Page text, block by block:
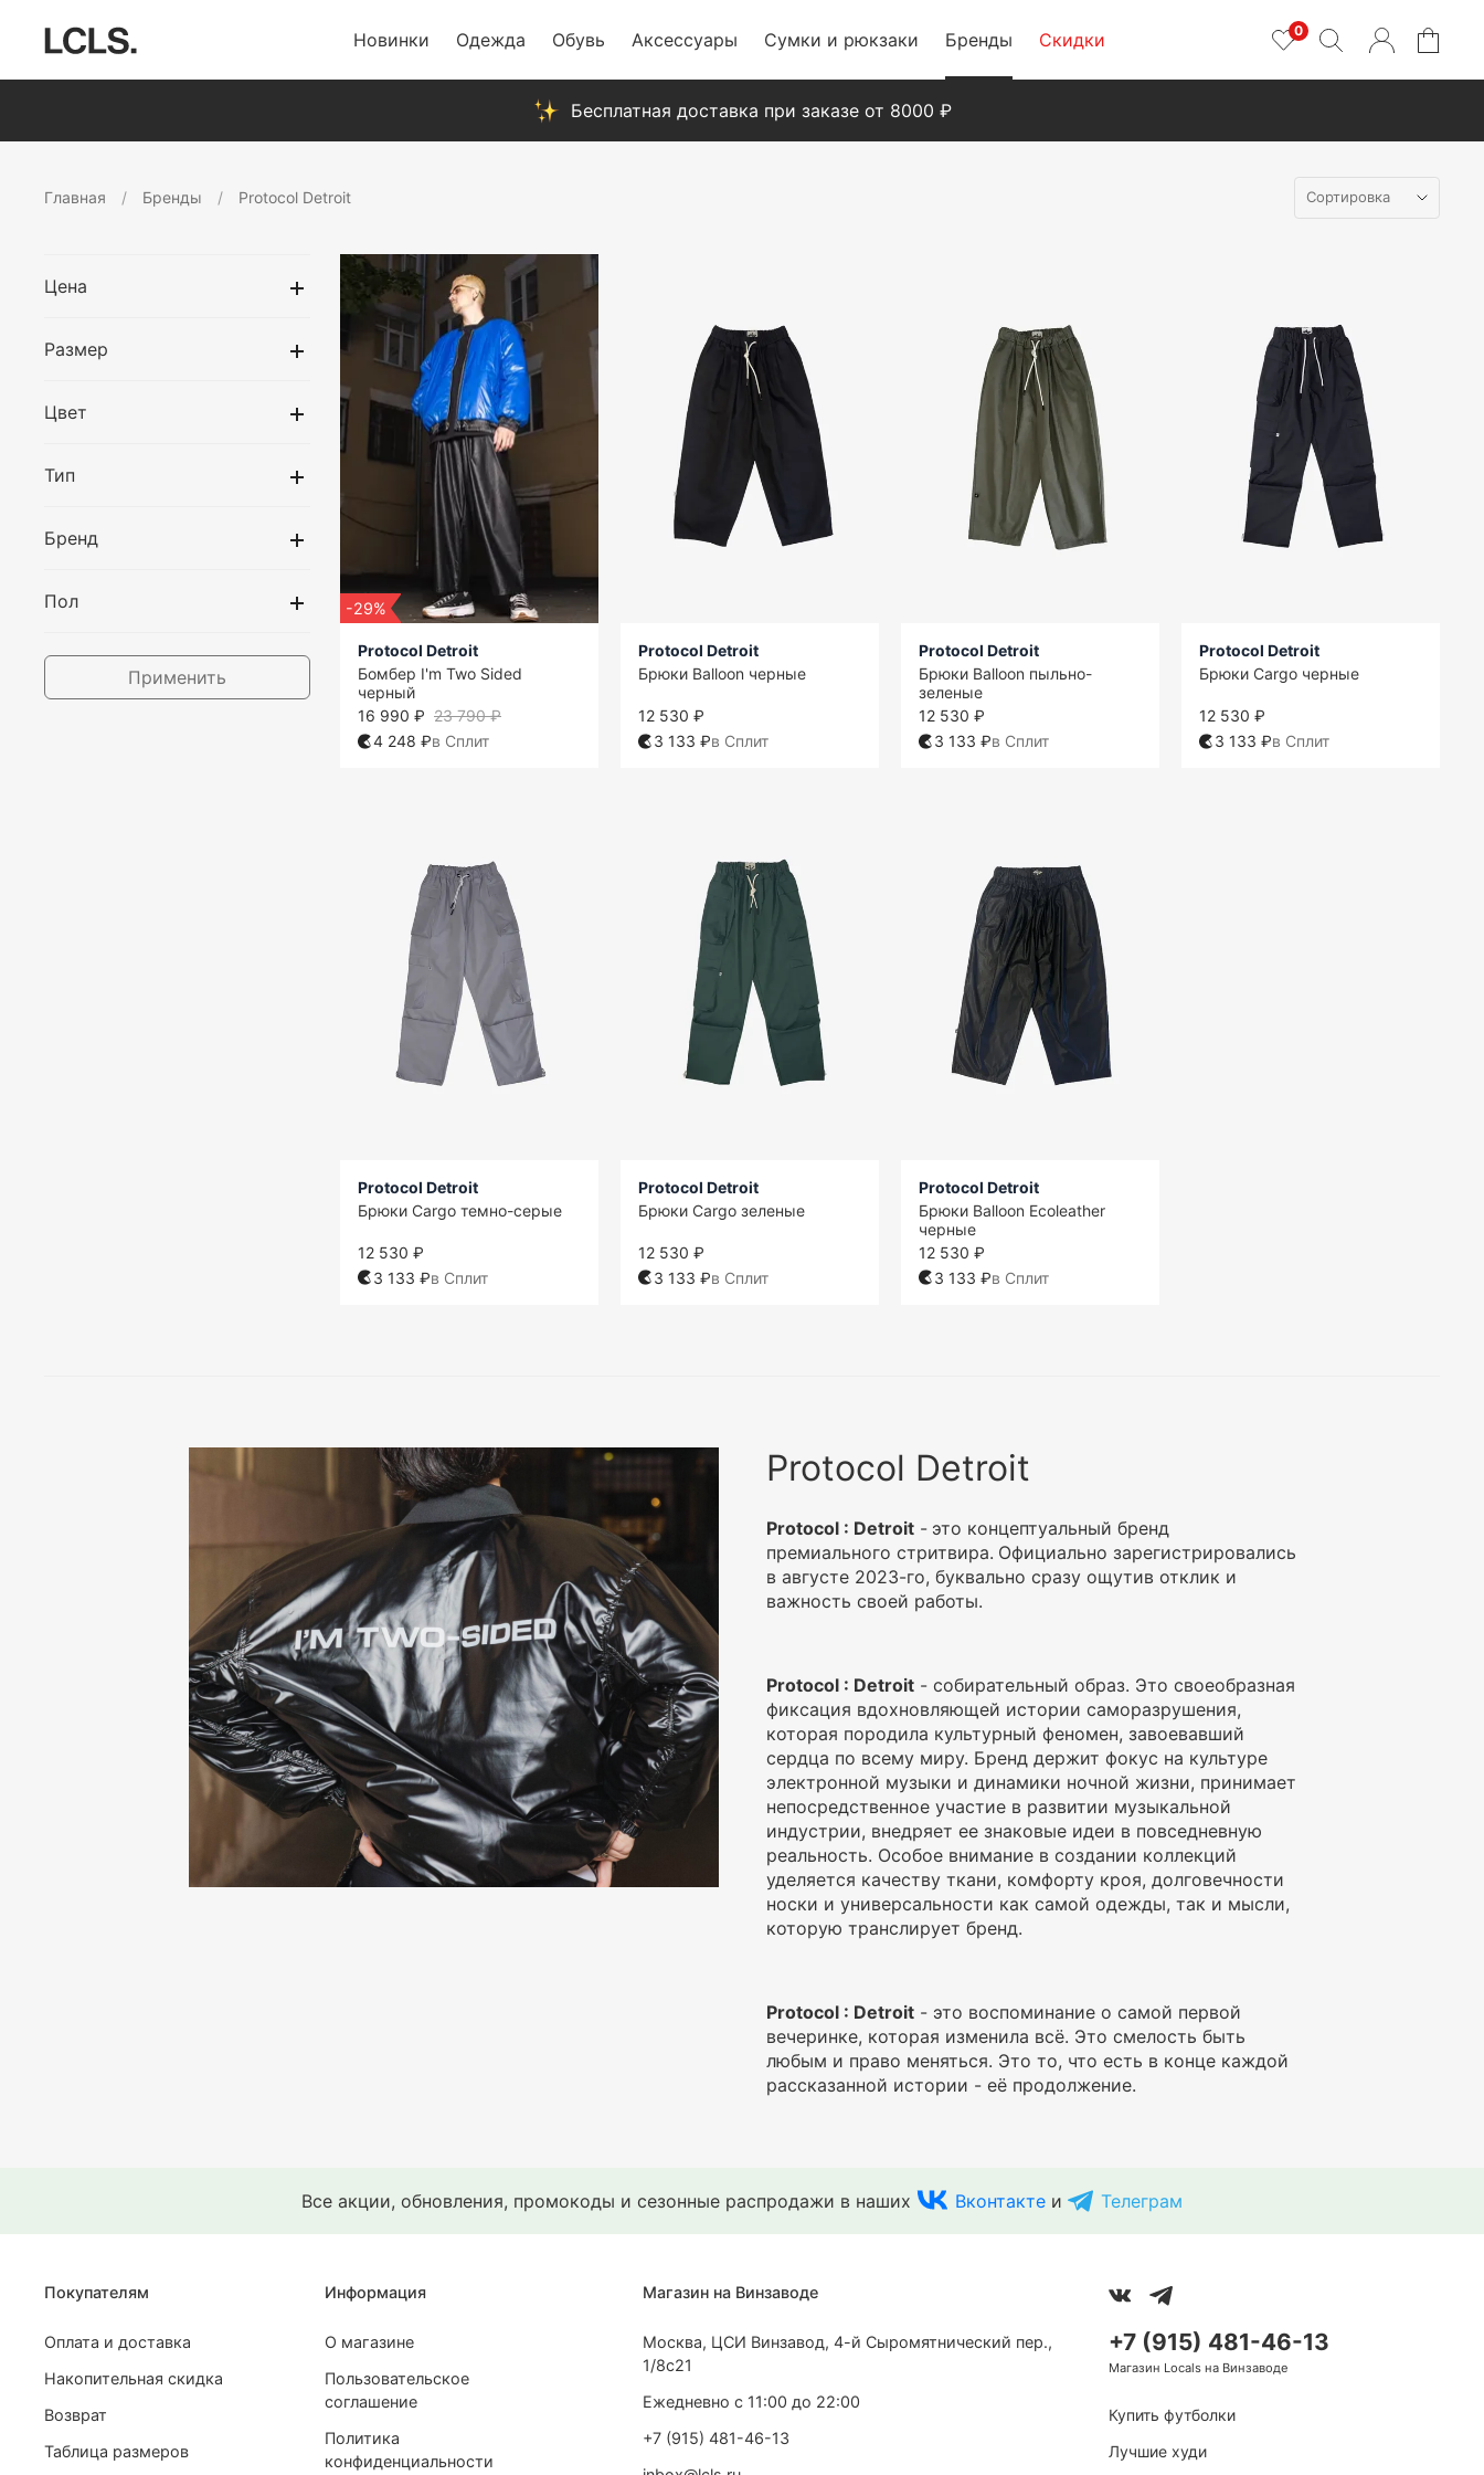
0
Новинки Одежда Обувь Аксессуары Сумки и рюкзаки Бренды Скидки
Бесплатная доставка при заказе от 8000 ₽
Главная Бренды Protocol Detroit
Цена
Размер
Цвет
Тип
Бренд
Пол
Применить
-29%
Protocol Detroit
Бомбер I'm Two Sided
черный
23 790 ₽
16 990 ₽
4 248 ₽в Сплит
Protocol Detroit
Брюки Balloon черные
12 530 ₽
3 133 ₽в Сплит
Protocol Detroit
Брюки Balloon пыльно-
зеленые
12 530 ₽
3 133 ₽в Сплит
Protocol Detroit
Брюки Cargo черные
12 530 ₽
3 133 ₽в Сплит
Protocol Detroit
Брюки Cargo темно-серые
12 530 ₽
3 133 ₽в Сплит
Protocol Detroit
Брюки Cargo зеленые
12 530 ₽
3 133 ₽в Сплит
Protocol Detroit
Брюки Balloon Ecoleather
черные
12 530 ₽
3 133 ₽в Сплит
Protocol Detroit
Protocol : Detroit - это концептуальный бренд
премиального стритвира. Официально зарегистрировались
в августе 2023-го, буквально сразу ощутив отклик и
важность своей работы.
Protocol : Detroit - собирательный образ. Это своеобразная
фиксация вдохновляющей истории саморазрушения,
которая породила культурный феномен, завоевавший
сердца по всему миру. Бренд держит фокус на культуре
электронной музыки и динамики ночной жизни, принимает
непосредственное участие в развитии музыкальной
индустрии, внедряет ее знаковые идеи в повседневную
реальность. Особое внимание в создании коллекций
уделяется качеству ткани, комфорту кроя, долговечности
носки и универсальности как самой одежды, так и мысли,
которую транслирует бренд.
Protocol : Detroit - это воспоминание о самой первой
вечеринке, которая изменила всё. Это смелость быть
любым и право меняться. Это то, что есть в конце каждой
рассказанной истории - её продолжение.
Все акции, обновления, промокоды и сезонные распродажи в наших Вконтакте и Телеграм
Покупателям
Оплата и доставка
Накопительная скидка
Возврат
Таблица размеров
Информация
О магазине
Пользовательское
соглашение
Политика
конфиденциальности
Магазин на Винзаводе
Москва, ЦСИ Винзавод, 4-й Сыромятнический пер.,
1/8с21
Ежедневно с 11:00 до 22:00
+7 (915) 481-46-13
+7 (915) 481-46-13
Магазин Locals на Винзаводе
Купить футболки
Лучшие худи